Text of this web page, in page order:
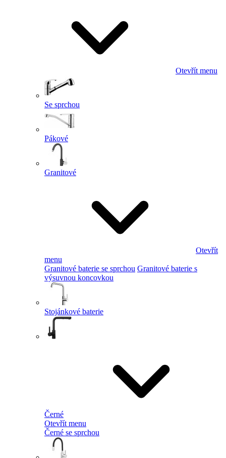
Otevřít menu
Se sprchou
Pákové
Granitové
Otevřít
menu
Granitové baterie se sprchou Granitové baterie s
výsuvnou koncovkou
Stojánkové baterie
Černé
Otevřít menu
Černé se sprchou